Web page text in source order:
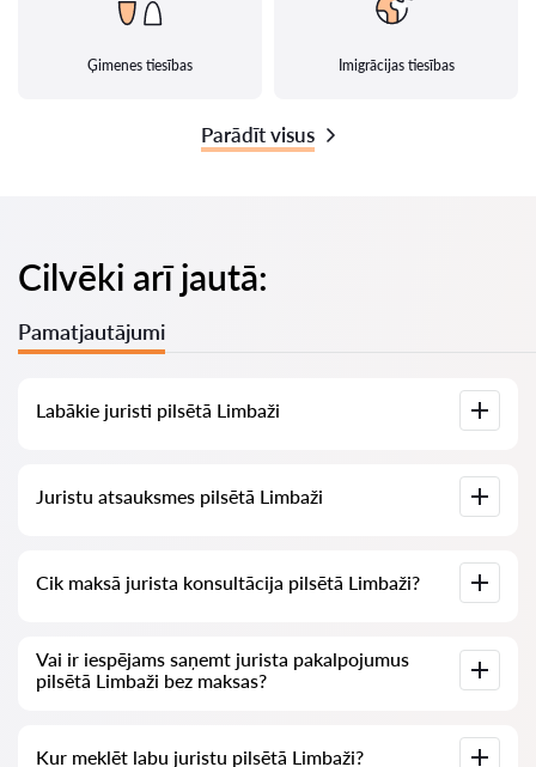
Ģimenes tiesības Imigrācijas tiesības
Parādīt visus
Cilvēki arī jautā:
Pamatjautājumi
Labākie juristi pilsētā Limbaži
pilnīgu informāciju: cenas, atsauksmes, tālruņa numurs un
Juristu atsauksmes pilsētā Limbaži
juristiem, mēs neizdzēšam negatīvas atsauksmes un nav
iespēju tās manipulēt.
Cik maksā jurista konsultācija pilsētā Limbaži?
vairāk (cenas var mainīties atkarībā no jautājuma sarežģītības
un atbildes formas).
Vai ir iespējams saņemt jurista pakalpojumus
pilsētā Limbaži bez maksas?
to uzdot. Ja jautājums nav sarežģīts un uz to var ātri atbildēt,
Kur meklēt labu juristu pilsētā Limbaži?